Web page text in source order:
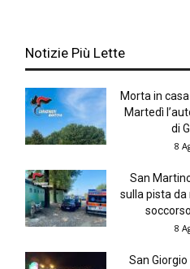
Notizie Più Lette
Morta in
Martedì
di
8
San
sulla pista
8
San